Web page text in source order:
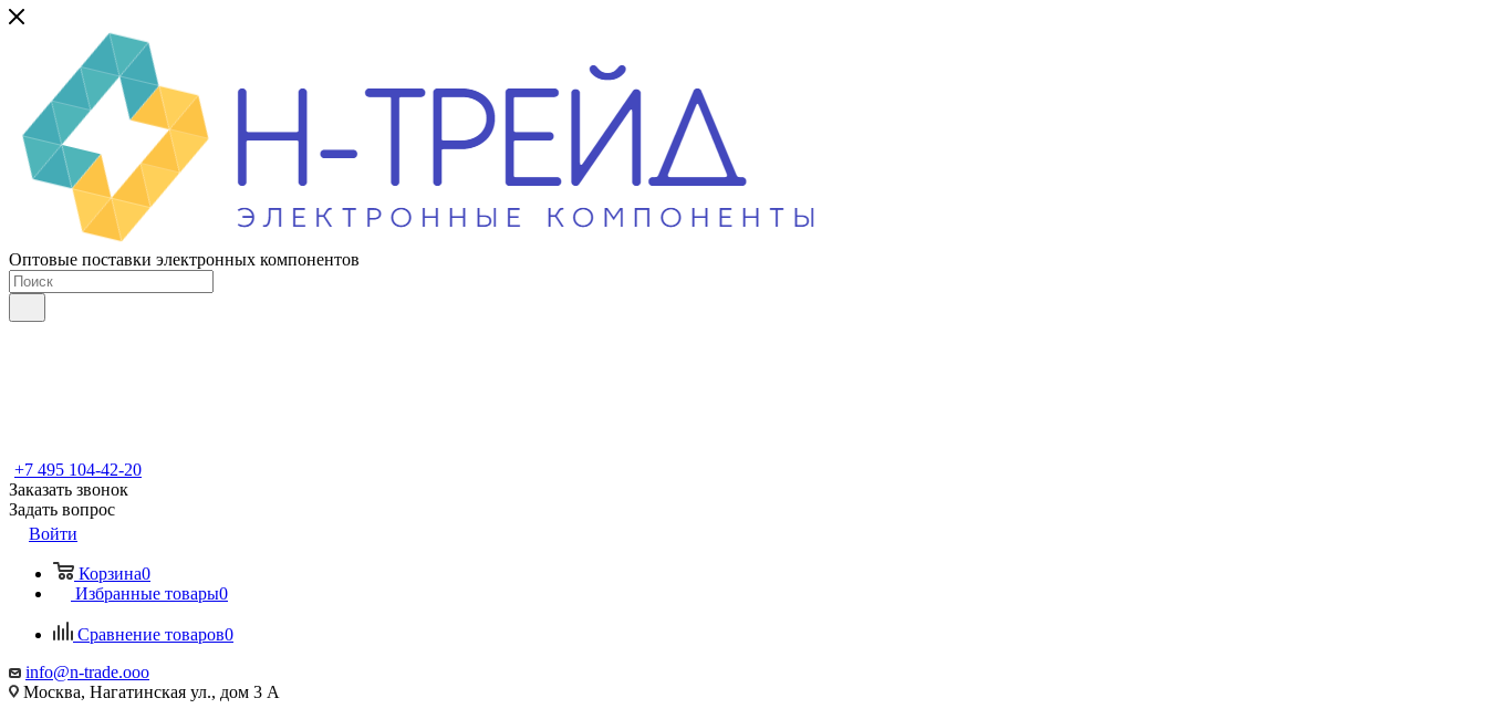
Оптовые поставки электронных компонентов
+7 495 104-42-20
Заказать звонок
Задать вопрос
Войти
Корзина0
Избранные товары0
Сравнение товаров0
info@n-trade.ooo
Москва, Нагатинская ул., дом 3 А